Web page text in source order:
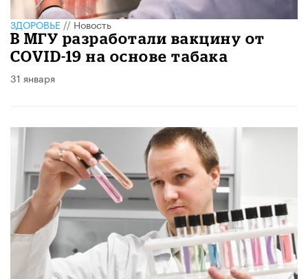
ЗДОРОВЬЕ//Новость
В МГУ разработали вакцину от
COVID-19 на основе табака
31 января